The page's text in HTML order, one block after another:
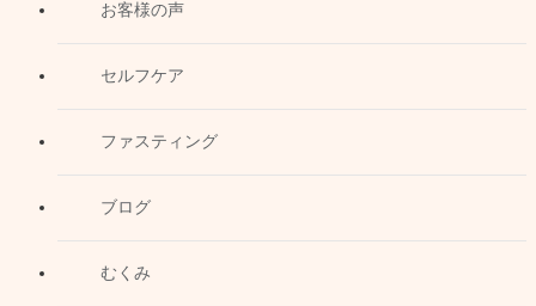
お客様の声
セルフケア
ファスティング
ブログ
むくみ